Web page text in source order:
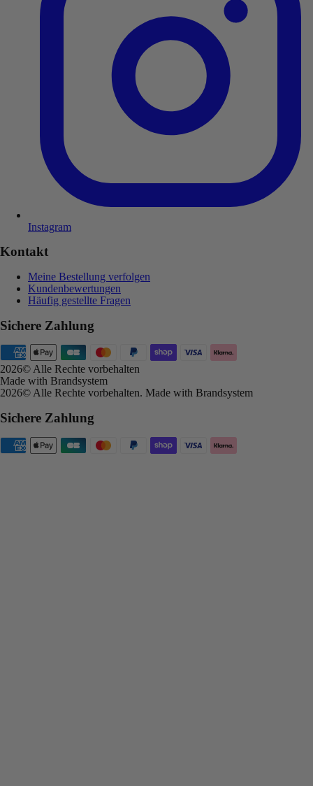
Instagram
Kontakt
Meine Bestellung verfolgen
Kundenbewertungen
Häufig gestellte Fragen
Sichere Zahlung
2026© Alle Rechte vorbehalten
Made with Brandsystem
2026© Alle Rechte vorbehalten. Made with Brandsystem
Sichere Zahlung